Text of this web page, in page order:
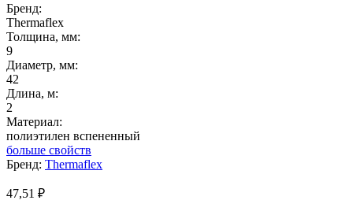
Бренд:
Thermaflex
Толщина, мм:
9
Диаметр, мм:
42
Длина, м:
2
Материал:
полиэтилен вспененный
больше свойств
Бренд: Thermaflex
47,51 ₽